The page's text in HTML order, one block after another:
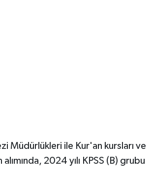
Müdürlükleri ile Kur'an kursları ve
2024 yılı KPSS (B) grubu